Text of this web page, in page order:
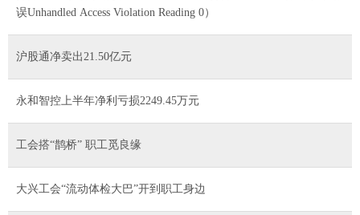
误Unhandled Access Violation Reading 0）
沪股通净卖出21.50亿元
永和智控上半年净利亏损2249.45万元
工会搭“鹊桥” 职工觅良缘
大兴工会“流动体检大巴”开到职工身边